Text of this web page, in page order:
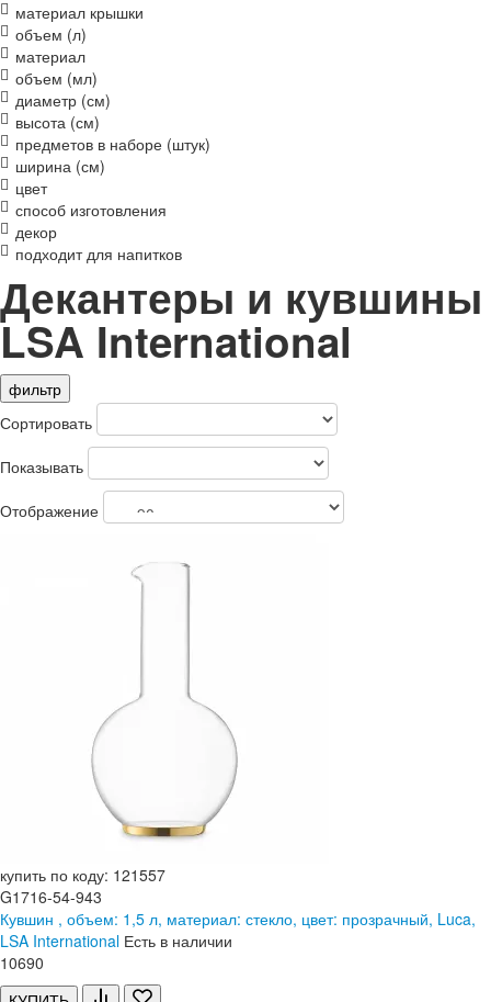
материал крышки
объем (л)
материал
объем (мл)
диаметр (см)
высота (см)
предметов в наборе (штук)
ширина (см)
цвет
способ изготовления
декор
подходит для напитков
Декантеры и кувшины
LSA International
фильтр
Сортировать
Показывать
Отображение
купить по коду: 121557
G1716-54-943
Кувшин , объем: 1,5 л, материал: стекло, цвет: прозрачный, Luca,
LSA International Есть в наличии
10690